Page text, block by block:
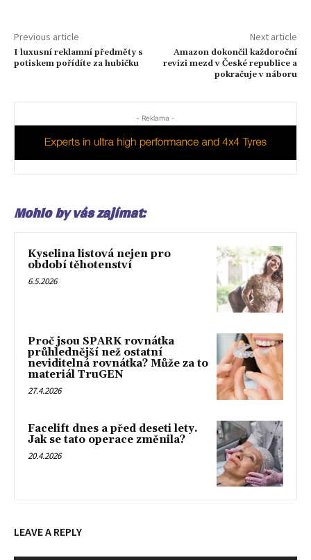
Previous article
I luxusní reklamní předměty s
potiskem pořídíte za hubičku
Next article
Amazon dokončil každoroční
revizi mezd v České republice a
pokračuje v náboru
- Reklama -
Mohlo by vás zajímat:
Kyselina listová nejen pro
období těhotenství
6.5.2026
Proč jsou SPARK rovnátka
průhlednější než ostatní
neviditelná rovnátka? Může za to
materiál TruGEN
27.4.2026
Facelift dnes a před deseti lety.
Jak se tato operace změnila?
20.4.2026
LEAVE A REPLY